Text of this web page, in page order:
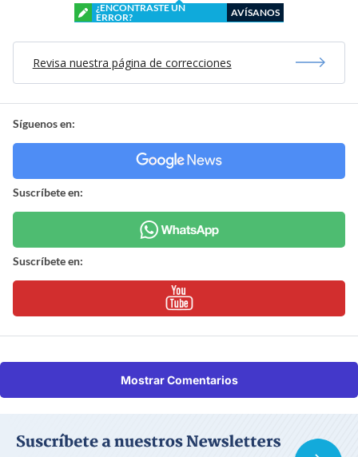
¿ENCONTRASTE UN
ERROR?
AVÍSANOS
Revisa nuestra página de correcciones
Síguenos en:
Suscríbete en:
Suscríbete en:
Mostrar Comentarios